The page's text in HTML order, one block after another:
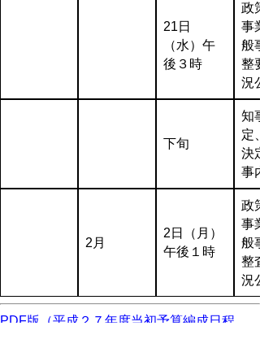
21日
（水）午
後３時
政
事
般
整
況
下旬
知
定
決
事
2月
2日（月）
午後１時
政
事
般
整
況
PDF版（平成２７年度当初予算編成日程